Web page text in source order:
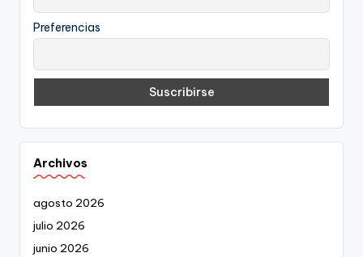
Preferencias
Archivos
agosto 2026
julio 2026
junio 2026